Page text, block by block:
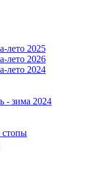
лето 2025
лето 2026
лето 2024
- зима 2024
стопы